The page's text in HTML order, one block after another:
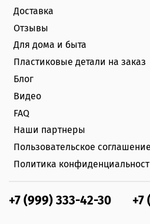
Доставка
Отзывы
Для дома и быта
Пластиковые детали на заказ
Блог
Видео
FAQ
Наши партнеры
Пользовательское соглашение
Политика
+7 (999) 333-42-30 +7